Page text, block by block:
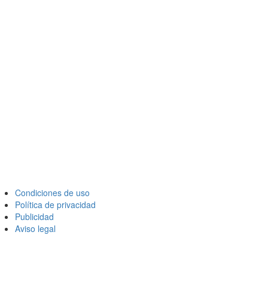
Condiciones de uso
Política de privacidad
Publicidad
Aviso legal